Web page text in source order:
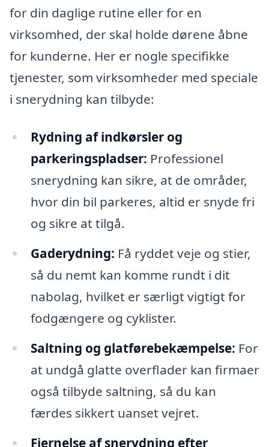
for din daglige rutine eller for en
virksomhed, der skal holde dørene åbne
for kunderne. Her er nogle specifikke
tjenester, som virksomheder med speciale
i snerydning kan tilbyde:
Rydning af indkørsler og
parkeringspladser: Professionel
snerydning kan sikre, at de områder,
hvor din bil parkeres, altid er snyde fri
og sikre at tilgå.
Gaderydning: Få ryddet veje og stier,
så du nemt kan komme rundt i dit
nabolag, hvilket er særligt vigtigt for
fodgængere og cyklister.
Saltning og glatførebekæmpelse: For
at undgå glatte overflader kan firmaer
også tilbyde saltning, så du kan
færdes sikkert uanset vejret.
Fjernelse af snerydning efter